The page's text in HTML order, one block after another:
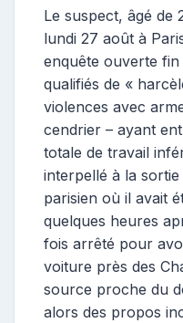
Le suspect, âgé de
lundi 27 août à
enquête ouverte
qualifiés de «
violences avec
cendrier – ayant
totale de travail
interpellé à la sortie
parisien où il avait
quelques heures
fois arrêté pour
voiture près des
source proche du
alors des propos